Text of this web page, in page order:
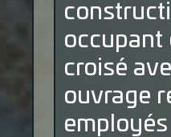
occupant
croisé
ouvrage